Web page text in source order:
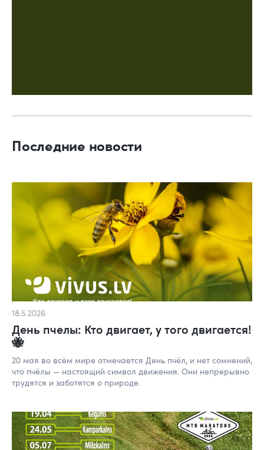
Последние новости
18.5.2026
День пчелы: Кто двигает, у того двигается!
🐝
20 мая во всём мире отмечается День пчёл, и нет сомнений,
что пчёлы — настоящий символ движения. Они непрерывно
трудятся и заботятся о природе.